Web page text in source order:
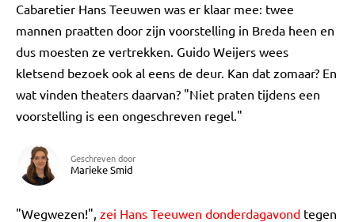
Cabaretier Hans Teeuwen was er klaar mee: twee
mannen praatten door zijn voorstelling in Breda heen en
dus moesten ze vertrekken. Guido Weijers wees
kletsend bezoek ook al eens de deur. Kan dat zomaar? En
wat vinden theaters daarvan? "Niet praten tijdens een
voorstelling is een ongeschreven regel."
Geschreven door
Marieke Smid
"Wegwezen!", zei Hans Teeuwen donderdagavond tegen